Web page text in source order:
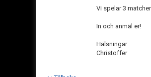
Vi spelar 3
In och anmäl er!
Hälsningar
Christoffer